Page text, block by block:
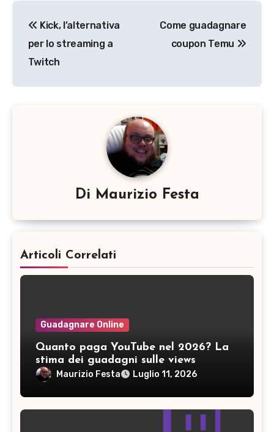
articoli
Kick, l’alternativa
per lo streaming a
Twitch
Come guadagnare
coupon Temu
Di Maurizio Festa
Articoli Correlati
Guadagnare Online
Quanto paga YouTube nel 2026? La
stima dei guadagni sulle views
Maurizio Festa Luglio 11, 2026